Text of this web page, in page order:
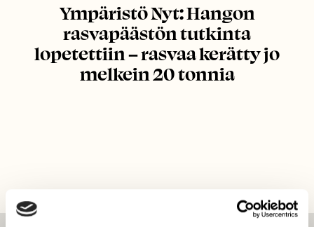
Ympäristö Nyt: Hangon
rasvapäästön tutkinta
lopetettiin – rasvaa kerätty jo
melkein 20 tonnia